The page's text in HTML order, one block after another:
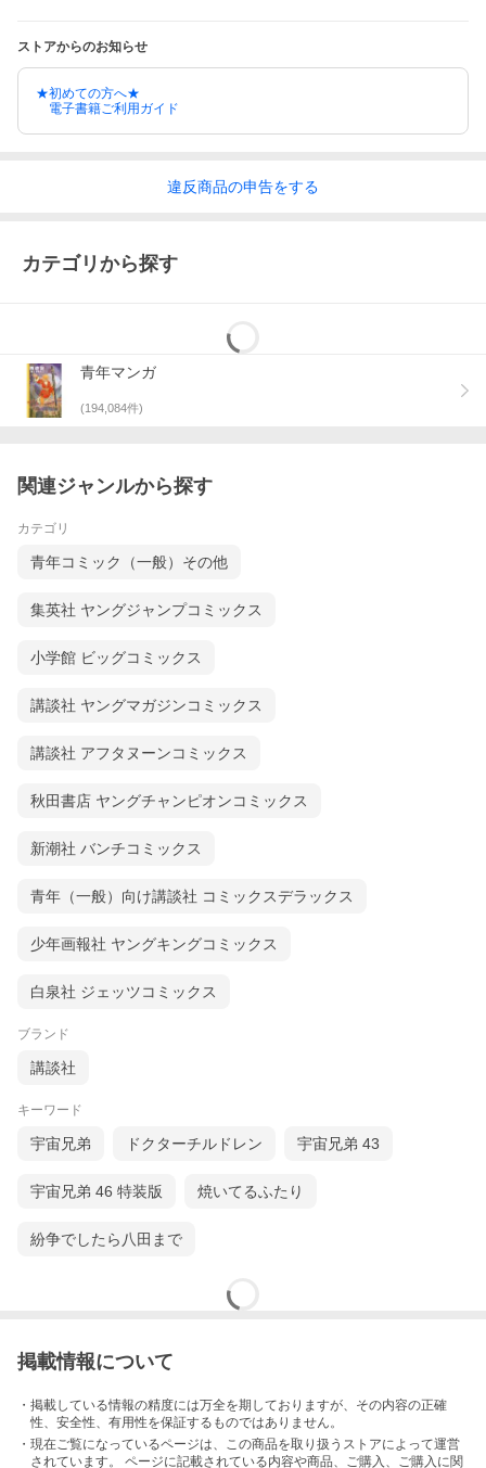
ストアからのお知らせ
★初めての方へ★
電子書籍ご利用ガイド
違反商品の申告をする
カテゴリから探す
青年マンガ
(194,084件)
関連ジャンルから探す
カテゴリ
青年コミック（一般）その他
集英社 ヤングジャンプコミックス
小学館 ビッグコミックス
講談社 ヤングマガジンコミックス
講談社 アフタヌーンコミックス
秋田書店 ヤングチャンピオンコミックス
新潮社 バンチコミックス
青年（一般）向け講談社 コミックスデラックス
少年画報社 ヤングキングコミックス
白泉社 ジェッツコミックス
ブランド
講談社
キーワード
宇宙兄弟 ドクターチルドレン 宇宙兄弟 43
宇宙兄弟 46 特装版 焼いてるふたり
紛争でしたら八田まで
掲載情報について
・掲載している情報の精度には万全を期しておりますが、その内容の正確
性、安全性、有用性を保証するものではありません。
・現在ご覧になっているページは、この商品を取り扱うストアによって運営
されています。 ページに記載されている内容や商品、ご購入 、ご購入に関